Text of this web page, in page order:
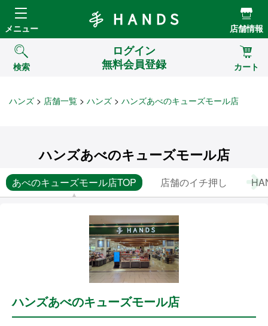
Hands ハンズ
メニュー 店舗情報
検索
ログイン
無料会員登録
カート
ハンズ 店舗一覧 ハンズ ハンズあべのキューズモール店
ハンズあべのキューズモール店
あべのキューズモール店TOP 店舗のイチ押し
ハンズあべのキューズモール店